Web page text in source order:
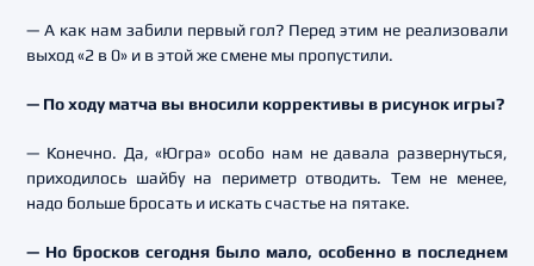
— А как нам забили первый гол? Перед этим не реализовали
выход «2 в 0» и в этой же смене мы пропустили.
— По ходу матча вы вносили коррективы в рисунок игры?
— Конечно. Да, «Югра» особо нам не давала развернуться,
приходилось шайбу на периметр отводить. Тем не менее,
надо больше бросать и искать счастье на пятаке.
— Но бросков сегодня было мало, особенно в последнем